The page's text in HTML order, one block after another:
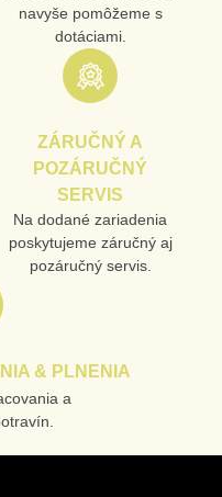
navyše pomôžeme s
dotáciami.
ZÁRUČNÝ A
POZÁRUČNÝ
SERVIS
Na dodané zariadenia
poskytujeme záručný aj
pozáručný servis.
& PLNENIA
a